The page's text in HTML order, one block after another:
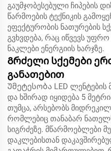
გაუმჯობესებული ჩიპების
წარმოების ტექნიკის
ეფექტურობის ნათურების
გვხვდება, რაც იწვევს უფრო
ნაკლები ენერგიის ხარჯზე.
Გრძელი სქემები
განათებით
Უმეტესობა LED ლენტების
და ხშირად იყიდება 5
თუმცა, არსებობს
რომლებიც თანაბარ
სიგრძეზე. მწარმოებლები
დაკლებისთან